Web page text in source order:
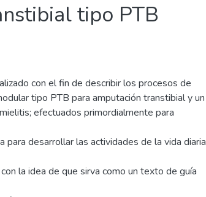
tipo PTB
con el fin de describir los procesos de
tipo PTB para amputación transtibial y un
efectuados primordialmente para
para desarrollar las actividades de la vida diaria
la idea de que sirva como un texto de guía